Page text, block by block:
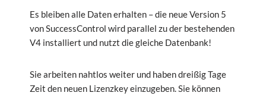
Es bleiben alle Daten erhalten – die neue Version 5
von SuccessControl wird parallel zu der bestehenden
V4 installiert und nutzt die gleiche Datenbank!
Sie arbeiten nahtlos weiter und haben dreißig Tage
Zeit den neuen Lizenzkey einzugeben. Sie können